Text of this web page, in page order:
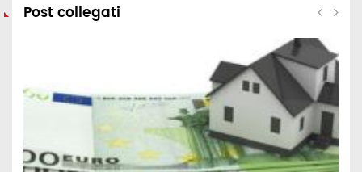
Post collegati